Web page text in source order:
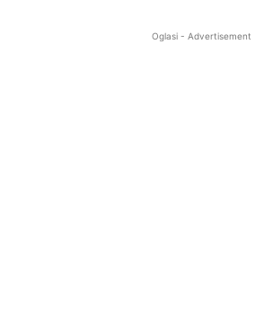
Oglasi - Advertisement